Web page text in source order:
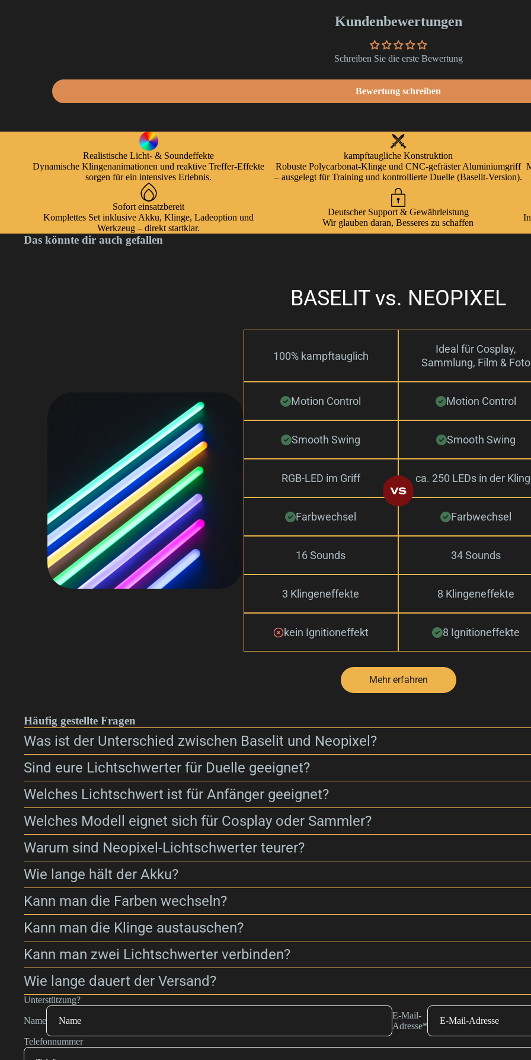
Kundenbewertungen
Schreiben Sie die erste Bewertung
Bewertung schreiben
Realistische Licht- & Soundeffekte
Dynamische Klingenanimationen und reaktive Treffer-Effekte
sorgen für ein intensives Erlebnis.
kampftaugliche Konstruktion
Robuste Polycarbonat-Klinge und CNC-gefräster Aluminiumgriff
– ausgelegt für Training und kontrollierte Duelle (Baselit-Version).
Sofort einsatzbereit
Komplettes Set inklusive Akku, Klinge, Ladeoption und
Werkzeug – direkt startklar.
Deutscher Support & Gewährleistung
Wir glauben daran, Besseres zu schaffen
Das könnte dir auch gefallen
BASELIT vs. NEOPIXEL
100% kampftauglich
Ideal für Cosplay,
Sammlung, Film & Foto
Motion Control Motion Control
Smooth Swing Smooth Swing
RGB-LED im Griff ca. 250 LEDs in der
Farbwechsel Farbwechsel
16 Sounds 34 Sounds
3 Klingeneffekte 8 Klingeneffekte
kein Ignitioneffekt 8 Ignitioneffekte
Mehr erfahren
Häufig gestellte Fragen
Was ist der Unterschied zwischen Baselit und Neopixel?
Sind eure Lichtschwerter für Duelle geeignet?
Welches Lichtschwert ist für Anfänger geeignet?
Welches Modell eignet sich für Cosplay oder Sammler?
Warum sind Neopixel-Lichtschwerter teurer?
Wie lange hält der Akku?
Kann man die Farben wechseln?
Kann man die Klinge austauschen?
Kann man zwei Lichtschwerter verbinden?
Wie lange dauert der Versand?
Unterstützung?
Name
E-Mail-
Adresse*
Telefonnummer